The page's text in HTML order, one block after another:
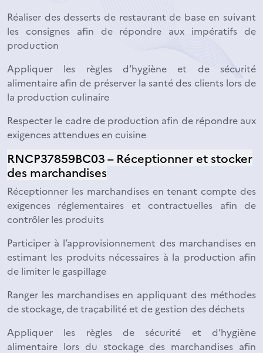
Réaliser des desserts de restaurant de base en suivant
les consignes afin de répondre aux impératifs de
production
Appliquer les règles d’hygiène et de sécurité
alimentaire afin de préserver la santé des clients lors de
la production culinaire
Respecter le cadre de production afin de répondre aux
exigences attendues en cuisine
RNCP37859BC03 – Réceptionner et stocker
des marchandises
Réceptionner les marchandises en tenant compte des
exigences réglementaires et contractuelles afin de
contrôler les produits
Participer à l’approvisionnement des marchandises en
estimant les produits nécessaires à la production afin
de limiter le gaspillage
Ranger les marchandises en appliquant des méthodes
de stockage, de traçabilité et de gestion des déchets
Appliquer les règles de sécurité et d’hygiène
alimentaire lors du stockage des marchandises afin